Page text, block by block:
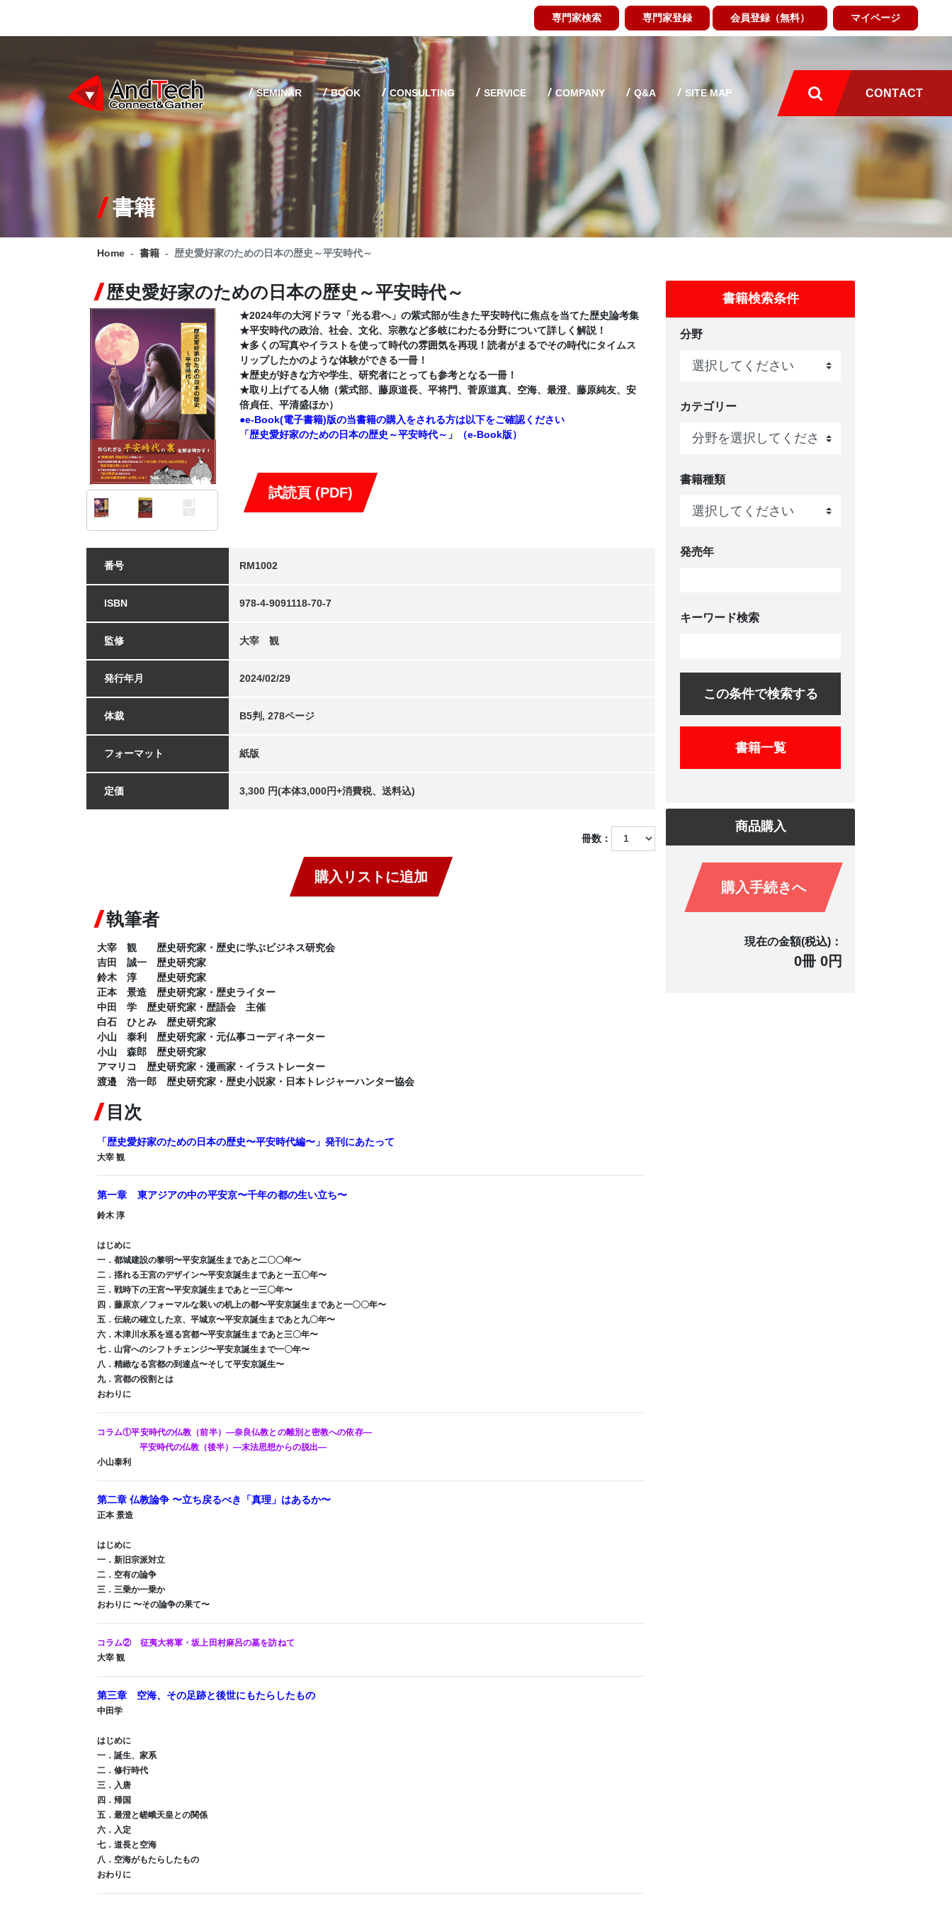
専門家検索 専門家登録 会員登録（無料） マイページ
SEMINAR BOOK CONSULTING SERVICE COMPANY Q&A SITE MAP CONTACT
書籍
Home 書籍 歴史愛好家のための日本の歴史～平安時代～
歴史愛好家のための日本の歴史～平安時代～
★2024年の大河ドラマ「光る君へ」の紫式部が生きた平安時代に焦点を当てた歴史論考集
★平安時代の政治、社会、文化、宗教など多岐にわたる分野について詳しく解説！
★多くの写真やイラストを使って時代の雰囲気を再現！読者がまるでその時代にタイムス
リップしたかのような体験ができる一冊！
★歴史が好きな方や学生、研究者にとっても参考となる一冊！
★取り上げてる人物（紫式部、藤原道長、平将門、菅原道真、空海、最澄、藤原純友、安
倍貞任、平清盛ほか）
●e-Book(電子書籍)版の当書籍の購入をされる方は以下をご確認ください
「歴史愛好家のための日本の歴史～平安時代～」（e-Book版）
試読頁 (PDF)
番号 RM1002
ISBN 978-4-9091118-70-7
監修 大宰 観
発行年月 2024/02/29
体裁 B5判, 278ページ
フォーマット 紙版
定価 3,300 円(本体3,000円+消費税、送料込)
冊数：
購入リストに追加
執筆者
大宰 観 歴史研究家・歴史に学ぶビジネス研究会
吉田 誠一 歴史研究家
鈴木 淳 歴史研究家
正本 景造 歴史研究家・歴史ライター
中田 学 歴史研究家・歴語会 主催
白石 ひとみ 歴史研究家
小山 泰利 歴史研究家・元仏事コーディネーター
小山 森郎 歴史研究家
アマリコ 歴史研究家・漫画家・イラストレーター
渡邉 浩一郎 歴史研究家・歴史小説家・日本トレジャーハンター協会
目次
「歴史愛好家のための日本の歴史〜平安時代編〜」発刊にあたって
大宰 観
第一章 東アジアの中の平安京〜千年の都の生い立ち〜
鈴木 淳
はじめに
一．都城建設の黎明〜平安京誕生まであと二〇〇年〜
二．揺れる王宮のデザイン〜平安京誕生まであと一五〇年〜
三．戦時下の王宮〜平安京誕生まであと一三〇年〜
四．藤原京／フォーマルな装いの机上の都〜平安京誕生まであと一〇〇年〜
五．伝統の確立した京、平城京〜平安京誕生まであと九〇年〜
六．木津川水系を巡る宮都〜平安京誕生まであと三〇年〜
七．山背へのシフトチェンジ〜平安京誕生まで一〇年〜
八．精緻なる宮都の到達点〜そして平安京誕生〜
九．宮都の役割とは
おわりに
コラム①平安時代の仏教（前半）―奈良仏教との離別と密教への依存―
平安時代の仏教（後半）―末法思想からの脱出―
小山泰利
第二章 仏教論争 〜立ち戻るべき「真理」はあるか〜
正本 景造
はじめに
一．新旧宗派対立
二．空有の論争
三．三乗か一乗か
おわりに 〜その論争の果て〜
コラム② 征夷大将軍・坂上田村麻呂の墓を訪ねて
大宰 観
第三章 空海、その足跡と後世にもたらしたもの
中田学
はじめに
一．誕生、家系
二．修行時代
三．入唐
四．帰国
五．最澄と嵯峨天皇との関係
六．入定
七．道長と空海
八．空海がもたらしたもの
おわりに
書籍検索条件
分野
カテゴリー
書籍種類
発売年
キーワード検索
この条件で検索する
書籍一覧
商品購入
購入手続きへ
現在の金額(税込)：
0冊 0円